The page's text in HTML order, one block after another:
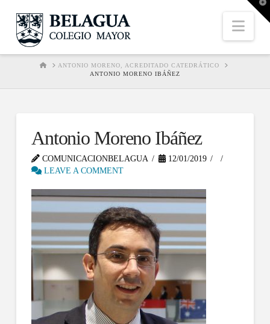
HOMEANTONIO MORENO, ACREDITADO CATEDRÁTICO
ANTONIO MORENO IBÁÑEZ
Antonio Moreno Ibáñez
COMUNICACIONBELAGUA
12/01/2019
LEAVE A COMMENT